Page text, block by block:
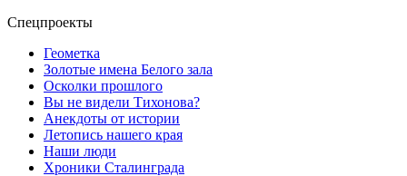
Спецпроекты
Геометка
Золотые имена Белого зала
Осколки прошлого
Вы не видели Тихонова?
Анекдоты от истории
Летопись нашего края
Наши люди
Хроники Сталинграда